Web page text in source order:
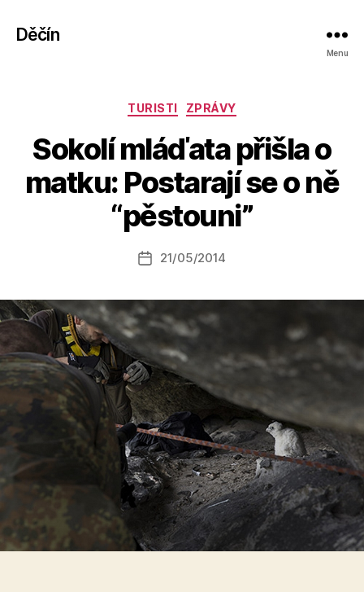
Děčín
Menu
Rubriky
TURISTI ZPRÁVY
Sokolí mláďata přišla o
matku: Postarají se o ně
“pěstouni”
Autor
příspěvku
u
a
s
o
Datum
21/05/2014